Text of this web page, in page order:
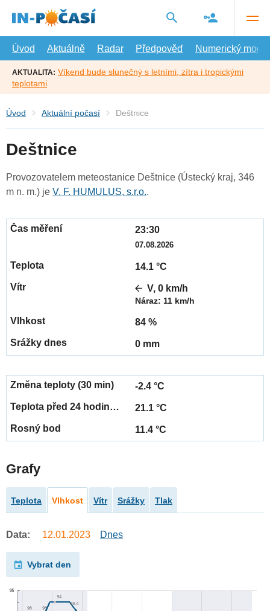
hlavní
Úvod
Aktuálně Radar Předpověď Numerický model
AKTUALITA: Víkend bude slunečný s letními, zítra i tropickými
teplotami
Úvod Aktuální počasí Deštnice
Deštnice
Provozovatelem meteostanice Deštnice (Ústecký kraj, 346
m n. m.) je V. F. HUMULUS, s.r.o..
23:30
07.08.2026
14.1 °C
V, 0 km/h
Náraz: 11 km/h
84 %
0 mm
-2.4 °C
21.1 °C
11.4 °C
Grafy
Teplota Vlhkost Vítr Srážky Tlak
Data: 12.01.2023 Dnes
Vybrat den